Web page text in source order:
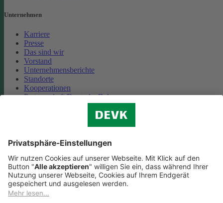
Unternehmen
Karriere
Presse
Das sind wir
Vorstand
Unternehmensberichte
Standorte
Kooperationen
Partnerschaft Deutsche Bahn
Cookie-Einstellungen
Datenschutz
Impressum